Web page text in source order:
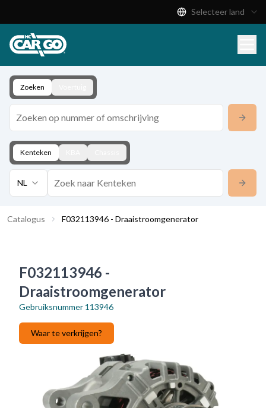
Download
Contact
Selecteer land
Zoeken
Kenteken
NL
Catalogus F032113946 - Draaistroomgenerator
F032113946 -
Draaistroomgenerator
Gebruiksnummer 113946
Waar te verkrijgen?